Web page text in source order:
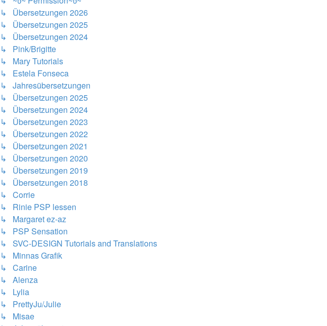
↳ Übersetzungen 2026
↳ Übersetzungen 2025
↳ Übersetzungen 2024
↳ Pink/Brigitte
↳ Mary Tutorials
↳ Estela Fonseca
↳ Jahresübersetzungen
↳ Übersetzungen 2025
↳ Übersetzungen 2024
↳ Übersetzungen 2023
↳ Übersetzungen 2022
↳ Übersetzungen 2021
↳ Übersetzungen 2020
↳ Übersetzungen 2019
↳ Übersetzungen 2018
↳ Corrie
↳ Rinie PSP lessen
↳ Margaret ez-az
↳ PSP Sensation
↳ SVC-DESIGN Tutorials and Translations
↳ Minnas Grafik
↳ Carine
↳ Alenza
↳ Lylia
↳ PrettyJu/Julie
↳ Misae